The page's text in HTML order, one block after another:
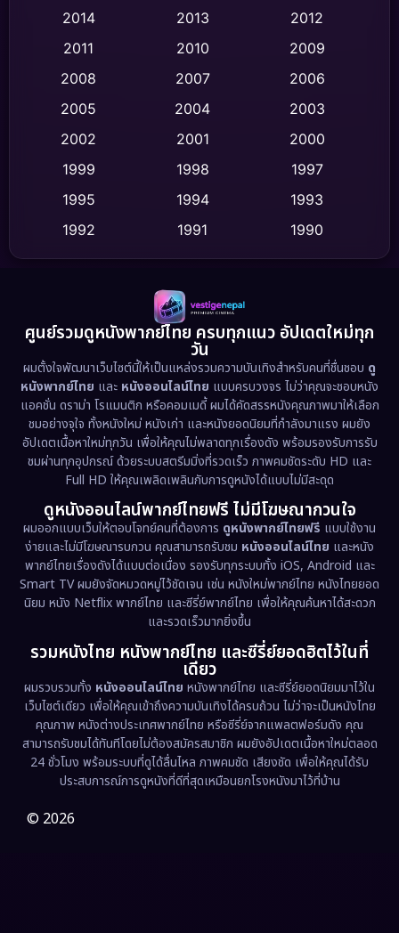
Crime อาชญากรรม (520)
Cult Film
Dance เต้น (10)
Detective สืบสวน (75)
Disaster (13)
Disney+ (5)
Documentary สารคดี (93)
Drama ดราม่า (1,486)
Dystopian (17)
Emotional (61)
Epic มหากาพย์ (221)
Erotic (36)
Family ครอบครัว (369)
Fantasy จินตนาการ (331)
Fiction (9)
Film (57)
Gothic
2014
2013
2012
2011
2010
2009
2008
2007
2006
2005
2004
2003
2002
2001
2000
1999
1998
1997
1995
1994
1993
1992
1991
1990
1989
1988
1986
1983
1978
1974
1962
ศูนย์รวมดูหนังพากย์ไทย ครบทุกแนว อัปเดตใหม่ทุก
วัน
ผมตั้งใจพัฒนาเว็บไซต์นี้ให้เป็นแหล่งรวมความบันเทิงสำหรับคนที่ชื่นชอบ ดู
หนังพากย์ไทย และ หนังออนไลน์ไทย แบบครบวงจร ไม่ว่าคุณจะชอบหนัง
แอคชั่น ดราม่า โรแมนติก หรือคอมเมดี้ ผมได้คัดสรรหนังคุณภาพมาให้เลือก
ชมอย่างจุใจ ทั้งหนังใหม่ หนังเก่า และหนังยอดนิยมที่กำลังมาแรง ผมยัง
อัปเดตเนื้อหาใหม่ทุกวัน เพื่อให้คุณไม่พลาดทุกเรื่องดัง พร้อมรองรับการรับ
ชมผ่านทุกอุปกรณ์ ด้วยระบบสตรีมมิ่งที่รวดเร็ว ภาพคมชัดระดับ HD และ
Full HD ให้คุณเพลิดเพลินกับการดูหนังได้แบบไม่มีสะดุด
ดูหนังออนไลน์พากย์ไทยฟรี ไม่มีโฆษณากวนใจ
ผมออกแบบเว็บให้ตอบโจทย์คนที่ต้องการ ดูหนังพากย์ไทยฟรี แบบใช้งาน
ง่ายและไม่มีโฆษณารบกวน คุณสามารถรับชม หนังออนไลน์ไทย และหนัง
พากย์ไทยเรื่องดังได้แบบต่อเนื่อง รองรับทุกระบบทั้ง iOS, Android และ
Smart TV ผมยังจัดหมวดหมู่ไว้ชัดเจน เช่น หนังใหม่พากย์ไทย หนังไทยยอด
นิยม หนัง Netflix พากย์ไทย และซีรี่ย์พากย์ไทย เพื่อให้คุณค้นหาได้สะดวก
และรวดเร็วมากยิ่งขึ้น
รวมหนังไทย หนังพากย์ไทย และซีรี่ย์ยอดฮิตไว้ในที่
เดียว
ผมรวบรวมทั้ง หนังออนไลน์ไทย หนังพากย์ไทย และซีรี่ย์ยอดนิยมมาไว้ใน
เว็บไซต์เดียว เพื่อให้คุณเข้าถึงความบันเทิงได้ครบถ้วน ไม่ว่าจะเป็นหนังไทย
คุณภาพ หนังต่างประเทศพากย์ไทย หรือซีรี่ย์จากแพลตฟอร์มดัง คุณ
สามารถรับชมได้ทันทีโดยไม่ต้องสมัครสมาชิก ผมยังอัปเดตเนื้อหาใหม่ตลอด
24 ชั่วโมง พร้อมระบบที่ดูได้ลื่นไหล ภาพคมชัด เสียงชัด เพื่อให้คุณได้รับ
ประสบการณ์การดูหนังที่ดีที่สุดเหมือนยกโรงหนังมาไว้ที่บ้าน
© 2026